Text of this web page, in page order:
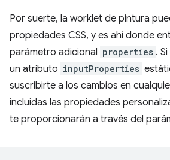
Por suerte, la worklet de pintura
propiedades CSS, y es ahí donde
parámetro adicional properties .
un atributo inputProperties
suscribirte a los cambios en
incluidas las propiedades
te proporcionarán a través del